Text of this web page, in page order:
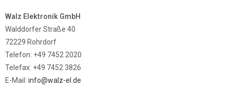
Walz Elektronik GmbH
Walddorfer Straße 40
72229 Rohrdorf
Telefon: +49 7452 2020
Telefax: +49 7452 3826
E-Mail: info@walz-el.de